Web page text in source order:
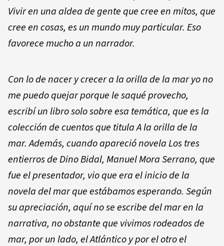
Vivir en una aldea de gente que cree en mitos, que
cree en cosas, es un mundo muy particular. Eso
favorece mucho a un narrador.
Con lo de nacer y crecer a la orilla de la mar yo no
me puedo quejar porque le saqué provecho,
escribí un libro solo sobre esa temática, que es la
colección de cuentos que titulaA la orilla de la
mar. Además, cuando apareció novelaLos tres
entierros de Dino Bidal, ManuelMora Serrano, que
fue el presentador, vio que era el inicio de la
novela del mar que estábamos esperando. Según
su apreciación, aquí no se escribe del mar en la
narrativa, no obstante que vivimos rodeados de
mar, por un lado, el Atlántico y por el otro el